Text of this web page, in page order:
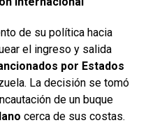
de su política hacia
el ingreso y salida
por Estados
La decisión se tomó
de un buque
cerca de sus costas.